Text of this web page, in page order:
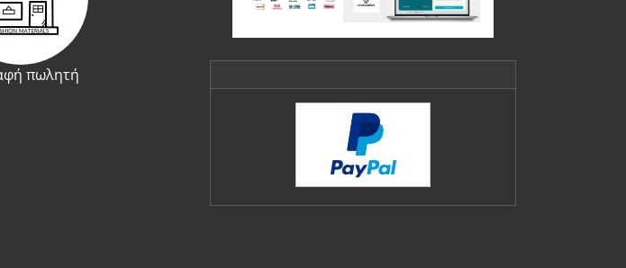
πωλητή
του Cookie banner για το GDPR